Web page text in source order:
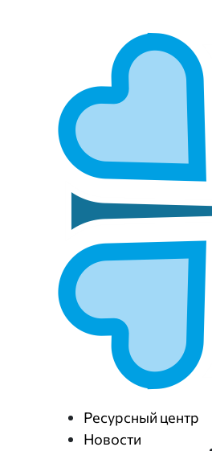
Ресурсный центр
Новости